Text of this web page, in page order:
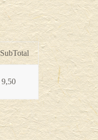
SubTotal
9,50